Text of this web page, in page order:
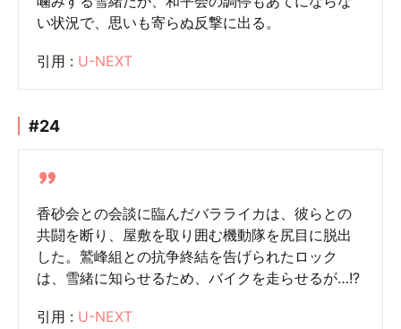
い状況で、思いも寄らぬ反撃に出る。
引用 : U-NEXT
#24
香砂会との会談に臨んだバラライカは、彼らとの
共闘を断り、屋敷を取り囲む機動隊を尻目に脱出
した。鷲峰組との抗争終結を告げられたロック
は、雪緒に知らせるため、バイクを走らせるが…!?
引用 : U-NEXT